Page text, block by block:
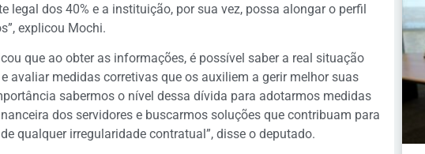
legal dos 40% e a instituição, por sua vez, possa alongar o perfil
explicou Mochi.
que ao obter as informações, é possível saber a real situação
avaliar medidas corretivas que os auxiliem a gerir melhor suas
sabermos o nível dessa dívida para adotarmos medidas
dos servidores e buscarmos soluções que contribuam para
qualquer irregularidade contratual”, disse o deputado.